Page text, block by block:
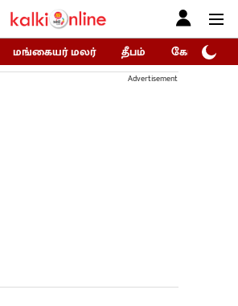
மங்கையர் மலர் தீபம் கோகுலம்/
Advertisement